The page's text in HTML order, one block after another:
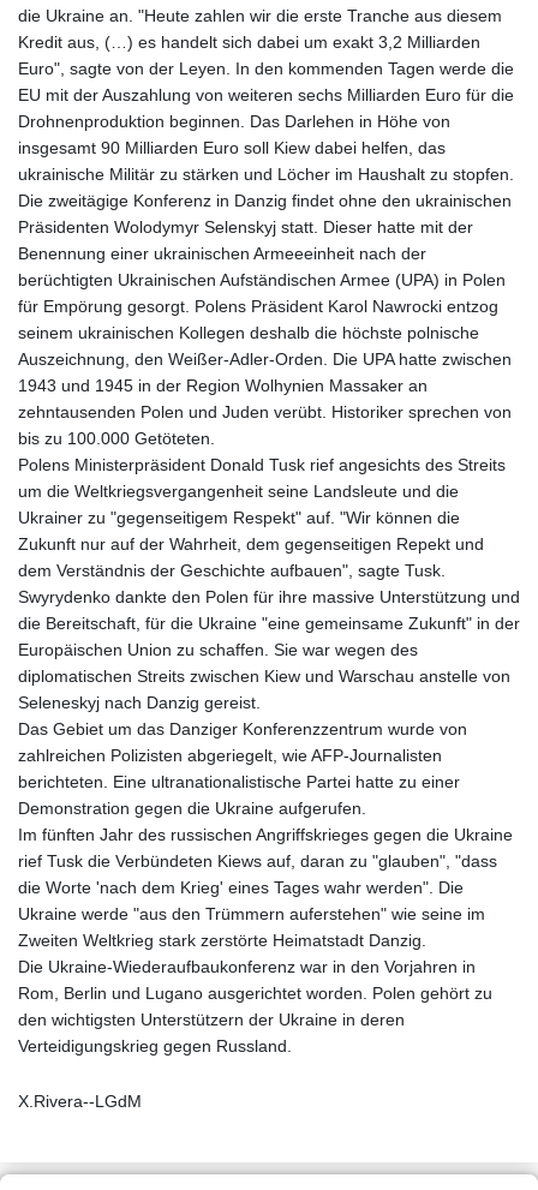
die Ukraine an. "Heute zahlen wir die erste Tranche aus diesem
Kredit aus, (…) es handelt sich dabei um exakt 3,2 Milliarden
Euro", sagte von der Leyen. In den kommenden Tagen werde die
EU mit der Auszahlung von weiteren sechs Milliarden Euro für die
Drohnenproduktion beginnen. Das Darlehen in Höhe von
insgesamt 90 Milliarden Euro soll Kiew dabei helfen, das
ukrainische Militär zu stärken und Löcher im Haushalt zu stopfen.
Die zweitägige Konferenz in Danzig findet ohne den ukrainischen
Präsidenten Wolodymyr Selenskyj statt. Dieser hatte mit der
Benennung einer ukrainischen Armeeeinheit nach der
berüchtigten Ukrainischen Aufständischen Armee (UPA) in Polen
für Empörung gesorgt. Polens Präsident Karol Nawrocki entzog
seinem ukrainischen Kollegen deshalb die höchste polnische
Auszeichnung, den Weißer-Adler-Orden. Die UPA hatte zwischen
1943 und 1945 in der Region Wolhynien Massaker an
zehntausenden Polen und Juden verübt. Historiker sprechen von
bis zu 100.000 Getöteten.
Polens Ministerpräsident Donald Tusk rief angesichts des Streits
um die Weltkriegsvergangenheit seine Landsleute und die
Ukrainer zu "gegenseitigem Respekt" auf. "Wir können die
Zukunft nur auf der Wahrheit, dem gegenseitigen Repekt und
dem Verständnis der Geschichte aufbauen", sagte Tusk.
Swyrydenko dankte den Polen für ihre massive Unterstützung und
die Bereitschaft, für die Ukraine "eine gemeinsame Zukunft" in der
Europäischen Union zu schaffen. Sie war wegen des
diplomatischen Streits zwischen Kiew und Warschau anstelle von
Seleneskyj nach Danzig gereist.
Das Gebiet um das Danziger Konferenzzentrum wurde von
zahlreichen Polizisten abgeriegelt, wie AFP-Journalisten
berichteten. Eine ultranationalistische Partei hatte zu einer
Demonstration gegen die Ukraine aufgerufen.
Im fünften Jahr des russischen Angriffskrieges gegen die Ukraine
rief Tusk die Verbündeten Kiews auf, daran zu "glauben", "dass
die Worte 'nach dem Krieg' eines Tages wahr werden". Die
Ukraine werde "aus den Trümmern auferstehen" wie seine im
Zweiten Weltkrieg stark zerstörte Heimatstadt Danzig.
Die Ukraine-Wiederaufbaukonferenz war in den Vorjahren in
Rom, Berlin und Lugano ausgerichtet worden. Polen gehört zu
den wichtigsten Unterstützern der Ukraine in deren
Verteidigungskrieg gegen Russland.
X.Rivera--LGdM